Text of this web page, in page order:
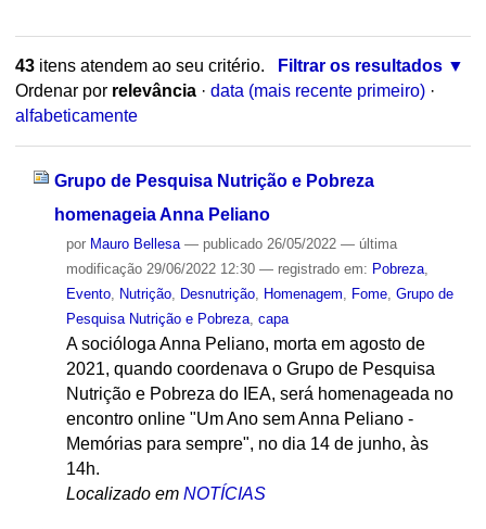
43itens atendem ao seu critério.
Filtrar os resultados
Ordenar por relevância · data (mais recente primeiro) ·
alfabeticamente
Grupo de Pesquisa Nutrição e Pobreza
homenageia Anna Peliano
por Mauro Bellesa — publicado26/05/2022 — última
modificação29/06/2022 12:30 — registrado em: Pobreza,
Evento, Nutrição, Desnutrição, Homenagem Fome, Grupo de
Pesquisa Nutrição e Pobreza, capa
A socióloga Anna Peliano, morta em agosto de
2021, quando coordenava o Grupo de Pesquisa
Nutrição e Pobreza do IEA, será homenageada no
encontro online "Um Ano sem Anna Peliano -
Memórias para sempre", no dia 14 de junho, às
14h.
Localizado em NOTÍCIAS